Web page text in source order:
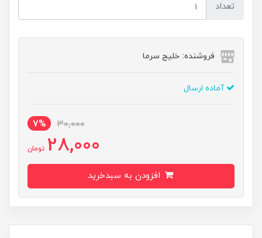
تعداد
فروشنده: خلیج سرما
آماده ارسال
30,000
7%
28,000 تومان